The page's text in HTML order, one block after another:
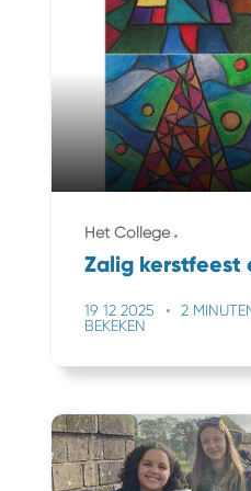
Het College
Zalig kerstfeest
19 12 2025 2
BEKEKEN